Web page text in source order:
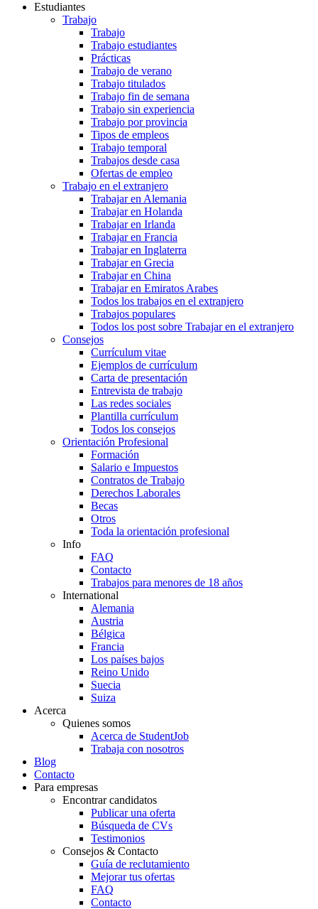
Estudiantes
Trabajo
Trabajo
Trabajo estudiantes
Prácticas
Trabajo de verano
Trabajo titulados
Trabajo fin de semana
Trabajo sin experiencia
Trabajo por provincia
Tipos de empleos
Trabajo temporal
Trabajos desde casa
Ofertas de empleo
Trabajo en el extranjero
Trabajar en Alemania
Trabajar en Holanda
Trabajar en Irlanda
Trabajar en Francia
Trabajar en Inglaterra
Trabajar en Grecia
Trabajar en China
Trabajar en Emiratos Arabes
Todos los trabajos en el extranjero
Trabajos populares
Todos los post sobre Trabajar en el extranjero
Consejos
Currículum vitae
Ejemplos de currículum
Carta de presentación
Entrevista de trabajo
Las redes sociales
Plantilla currículum
Todos los consejos
Orientación Profesional
Formación
Salario e Impuestos
Contratos de Trabajo
Derechos Laborales
Becas
Otros
Toda la orientación profesional
Info
FAQ
Contacto
Trabajos para menores de 18 años
International
Alemania
Austria
Bélgica
Francia
Los países bajos
Reino Unido
Suecia
Suiza
Acerca
Quienes somos
Acerca de StudentJob
Trabaja con nosotros
Blog
Contacto
Para empresas
Encontrar candidatos
Publicar una oferta
Búsqueda de CVs
Testimonios
Consejos & Contacto
Guía de reclutamiento
Mejorar tus ofertas
FAQ
Contacto